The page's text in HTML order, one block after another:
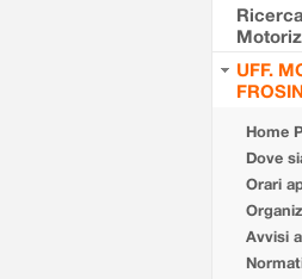
UFF.
Home
Dove
Orari
Avvisi